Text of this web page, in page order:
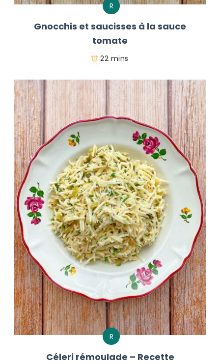
R
Gnocchis et saucisses à la sauce
tomate
22 mins
R
Céleri rémoulade – Recette